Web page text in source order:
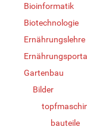
Bioinformatik
Biotechnologie
Ernährungslehre
Gartenbau
Bilder
bauteile